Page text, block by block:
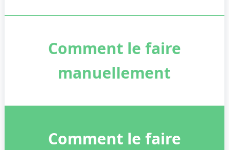
Comment le faire
manuellement
Comment le faire